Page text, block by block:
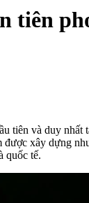
tiên và duy
xây dựng
quốc tế.